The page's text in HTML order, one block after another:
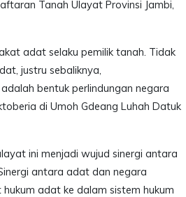
Tanah Ulayat Provinsi Jambi,
adat selaku pemilik tanah. Tidak
justru sebaliknya,
bentuk perlindungan negara
di Umoh Gdeang Luhah Datuk
ini menjadi wujud sinergi antara
antara adat dan negara
adat ke dalam sistem hukum